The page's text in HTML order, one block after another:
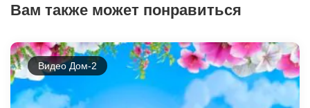
Вам также может понравиться
Видео Дом-2